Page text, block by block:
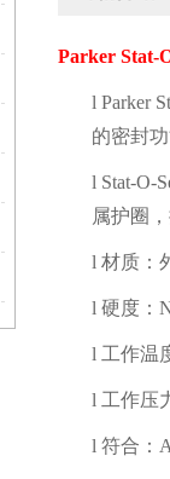
Parker Stat-
l Parker
的密封
l Stat-O-
属护圈
l 材质：
l 硬度：
l 工作温
l 工作压
l 符合：